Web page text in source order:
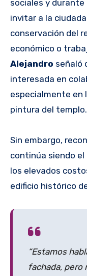
sociales y durante
invitar a la
conservación del
económico o
Alejandro señaló
interesada en
especialmente en
pintura del templo.
Sin embargo,
continúa siendo
los elevados
edificio histórico
“Estamos
fachada, pero